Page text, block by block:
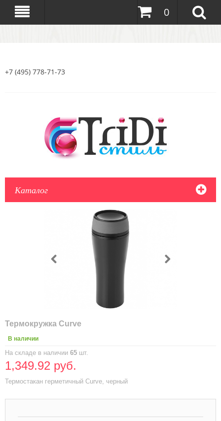
0
+7 (495) 778-71-73
Каталог
Термокружка Curve
В наличии
На складе в наличии 65 шт.
1,349.92 руб.
Термостакан герметичный Curve, черный